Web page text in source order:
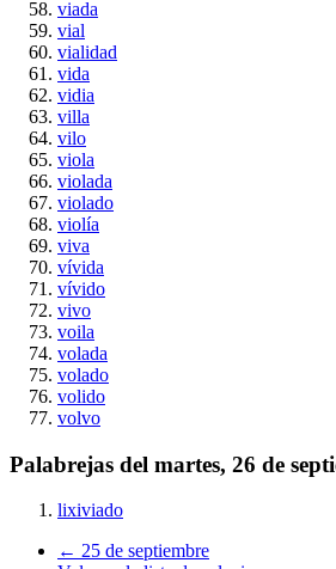
viada
vial
vialidad
vida
vidia
villa
vilo
viola
violada
violado
violía
viva
vívida
vívido
vivo
voila
volada
volado
volido
volvo
Palabrejas del martes, 26 de
lixiviado
← 25 de septiembre